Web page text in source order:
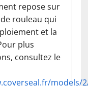
repose sur
rouleau qui
et la
plus
consultez le
models/